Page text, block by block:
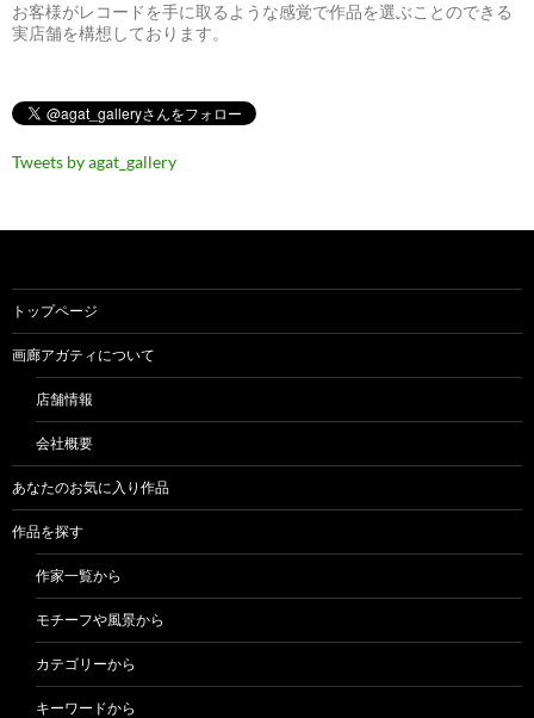
お客様がレコードを手に取るような感覚で作品を選ぶことのできる
実店舗を構想しております。
Tweets by agat_gallery
トップページ
画廊アガティについて
店舗情報
会社概要
あなたのお気に入り作品
作品を探す
作家一覧から
モチーフや風景から
カテゴリーから
キーワードから